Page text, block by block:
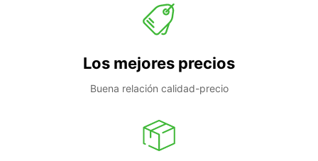
Los mejores precios
Buena relación calidad-precio